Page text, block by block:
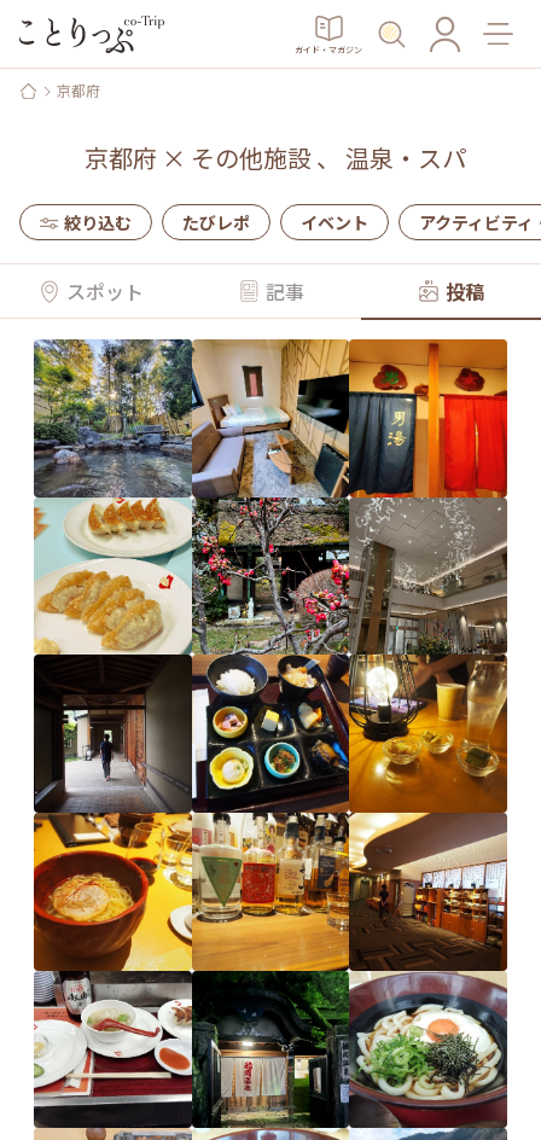
ガイド・マガジン
京都府
京都府 × その他施設、 温泉・スパ
絞り込む たびレポ イベント アクティビティ
スポット 記事 投稿